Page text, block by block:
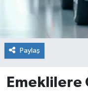
Paylaş
Emeklilere
EKONOMİ
Gömeç
Gönen